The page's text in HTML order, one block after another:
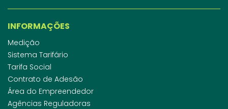
INFORMAÇÕES
Medição
Sistema Tarifário
Tarifa Social
Contrato de Adesão
Área do Empreendedor
Agências Reguladoras